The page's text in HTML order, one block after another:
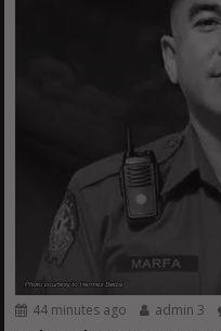
44 minutes ago admin 3